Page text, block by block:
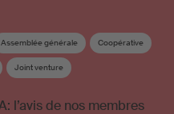
Assemblée générale Coopérative
Joint venture